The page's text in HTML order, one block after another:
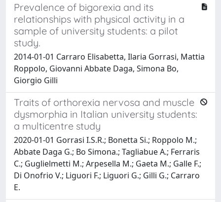
Prevalence of bigorexia and its
relationships with physical activity in a
sample of university students: a pilot
study.
2014-01-01 Carraro Elisabetta, Ilaria Gorrasi, Mattia
Roppolo, Giovanni Abbate Daga, Simona Bo,
Giorgio Gilli
Traits of orthorexia nervosa and muscle
dysmorphia in Italian university students:
a multicentre study
2020-01-01 Gorrasi I.S.R.; Bonetta Si.; Roppolo M.;
Abbate Daga G.; Bo Simona.; Tagliabue A.; Ferraris
C.; Guglielmetti M.; Arpesella M.; Gaeta M.; Galle F.;
Di Onofrio V.; Liguori F.; Liguori G.; Gilli G.; Carraro
E.